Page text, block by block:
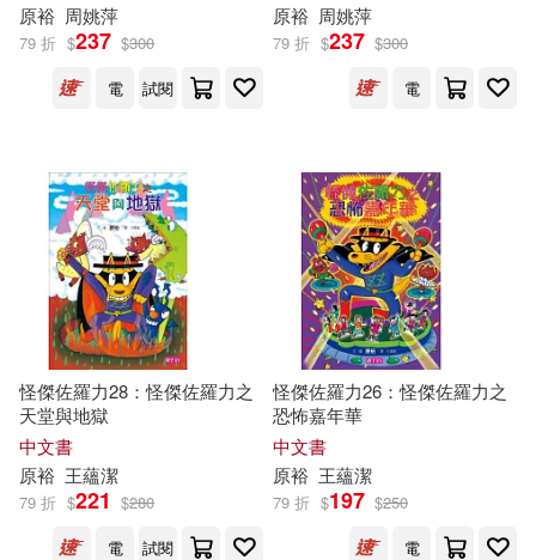
原裕 周姚萍
79 折 $237 $300
電
試閱
原裕 周姚萍
79 折 $237 $300
電
怪傑佐羅力28：怪傑佐羅力之
天堂與地獄
中文書
原裕 王蘊潔
79 折 $221 $280
電
試閱
怪傑佐羅力26：怪傑佐羅力之
恐怖嘉年華
中文書
原裕 王蘊潔
79 折 $197 $250
電